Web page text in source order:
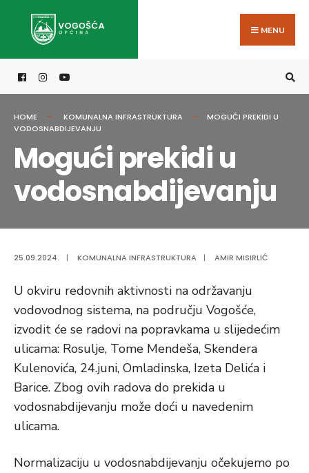
MENU
HOME KOMUNALNA INFRASTRUKTURA
MOGUĆI PREKIDI U
VODOSNABDIJEVANJU
Mogući prekidi u
vodosnabdijevanju
25.09.2024. | KOMUNALNA INFRASTRUKTURA | AMIR MISIRLIĆ
U okviru redovnih aktivnosti na održavanju
vodovodnog sistema, na području Vogošće,
izvodit će se radovi na popravkama u slijedećim
ulicama: Rosulje, Tome Mendeša, Skendera
Kulenovića, 24.juni, Omladinska, Izeta Delića i
Barice. Zbog ovih radova do prekida u
vodosnabdijevanju može doći u navedenim
ulicama.
Normalizaciju u vodosnabdijevanju očekujemo po
for: